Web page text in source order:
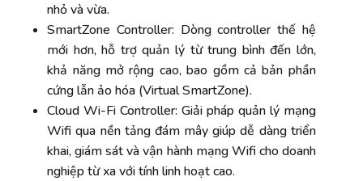
nhỏ và vừa.
SmartZone Controller: Dòng controller thế hệ
mới hơn, hỗ trợ quản lý từ trung bình đến lớn,
khả năng mở rộng cao, bao gồm cả bản phần
cứng lẫn ảo hóa (Virtual SmartZone).
Cloud Wi-Fi Controller: Giải pháp quản lý mạng
Wifi qua nền tảng đám mây giúp dễ dàng triển
khai, giám sát và vận hành mạng Wifi cho doanh
nghiệp từ xa với tính linh hoạt cao.